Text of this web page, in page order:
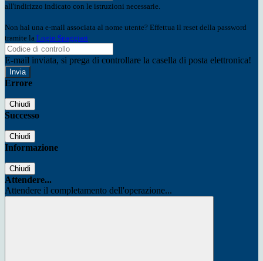
all'indirizzo indicato con le istruzioni necessarie.
Non hai una e-mail associata al nome utente? Effettua il reset della password
tramite la Login Spaggiari
E-mail inviata, si prega di controllare la casella di posta elettronica!
Errore
Chiudi
Successo
Chiudi
Informazione
Chiudi
Attendere...
Attendere il completamento dell'operazione...